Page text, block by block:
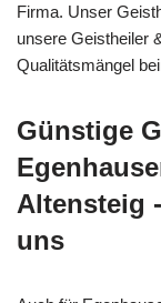
Firma. Unser
unsere Geistheiler
Qualitätsmängel
Günstige
Altensteig
uns